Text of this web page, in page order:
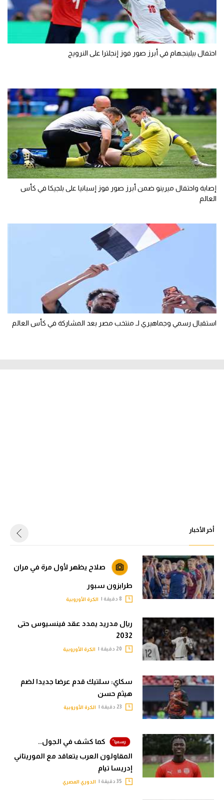
احتفال بيلينجهام في أبرز صور فوز إنجلترا على النرويج
إصابة واحتفال ميرينو ضمن أبرز صور فوز إسبانيا على بلجيكا في كأس
العالم
استقبال رسمي وجماهيري لـ منتخب مصر بعد المشاركة في كأس العالم
أخر الأخبار
صلاح يظهر لأول مرة في مران
طرابزون سبور
الكرة الأوروبية
ريال مدريد يمدد عقد فينسيوس حتى
2032
الكرة الأوروبية
سكاي: سلتيك قدم عرضا جديدا لضم
هيثم حسن
الكرة الأوروبية
كما كشف في الجول..
المقاولون العرب يتعاقد مع الموريتاني
إدريسا تيام
الدوري المصري